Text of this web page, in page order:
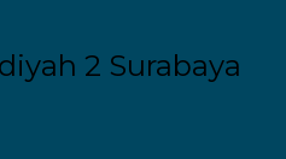
2 Surabaya